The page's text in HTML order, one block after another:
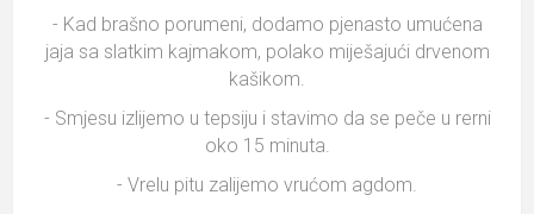
- Kad brašno porumeni, dodamo pjenasto umućena
jaja sa slatkim kajmakom, polako miješajući drvenom
kašikom.
- Smjesu izlijemo u tepsiju i stavimo da se peče u rerni
oko 15 minuta.
- Vrelu pitu zalijemo vrućom agdom.